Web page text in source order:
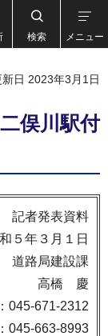
検索 メニュー
日 2023年3月1日
俣川駅付
記者発表資料
５年３月１日
道路局建設課
高橋 慶
045-671-2312
045-663-8993